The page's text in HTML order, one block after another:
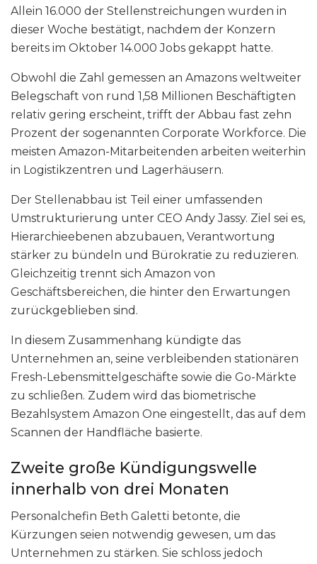
Allein 16.000 der Stellenstreichungen wurden in
dieser Woche bestätigt, nachdem der Konzern
bereits im Oktober 14.000 Jobs gekappt hatte.
Obwohl die Zahl gemessen an Amazons weltweiter
Belegschaft von rund 1,58 Millionen Beschäftigten
relativ gering erscheint, trifft der Abbau fast zehn
Prozent der sogenannten Corporate Workforce. Die
meisten Amazon-Mitarbeitenden arbeiten weiterhin
in Logistikzentren und Lagerhäusern.
Der Stellenabbau ist Teil einer umfassenden
Umstrukturierung unter CEO Andy Jassy. Ziel sei es,
Hierarchieebenen abzubauen, Verantwortung
stärker zu bündeln und Bürokratie zu reduzieren.
Gleichzeitig trennt sich Amazon von
Geschäftsbereichen, die hinter den Erwartungen
zurückgeblieben sind.
In diesem Zusammenhang kündigte das
Unternehmen an, seine verbleibenden stationären
Fresh-Lebensmittelgeschäfte sowie die Go-Märkte
zu schließen. Zudem wird das biometrische
Bezahlsystem Amazon One eingestellt, das auf dem
Scannen der Handfläche basierte.
Zweite große Kündigungswelle
innerhalb von drei Monaten
Personalchefin Beth Galetti betonte, die
Kürzungen seien notwendig gewesen, um das
Unternehmen zu stärken. Sie schloss jedoch